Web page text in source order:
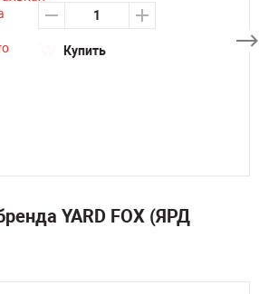
Купить
YARD FOX (ЯРД